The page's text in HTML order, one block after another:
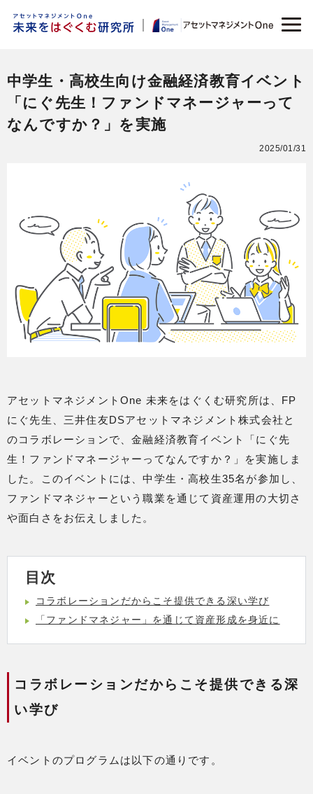
中学生・高校生向け金融経済教育イベント
「にぐ先生！ファンドマネージャーって
なんですか？」を実施
2025/01/31
アセットマネジメントOne 未来をはぐくむ研究所は、FP
にぐ先生、三井住友DSアセットマネジメント株式会社と
のコラボレーションで、金融経済教育イベント「にぐ先
生！ファンドマネージャーってなんですか？」を実施しま
した。このイベントには、中学生・高校生35名が参加し、
ファンドマネジャーという職業を通じて資産運用の大切さ
や面白さをお伝えしました。
目次
コラボレーションだからこそ提供できる深い学び
「ファンドマネジャー」を通じて資産形成を身近に
コラボレーションだからこそ提供できる深
い学び
イベントのプログラムは以下の通りです。